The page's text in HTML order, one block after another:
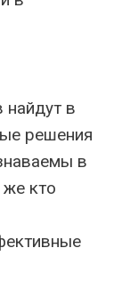
найдут в
решения
в
же кто